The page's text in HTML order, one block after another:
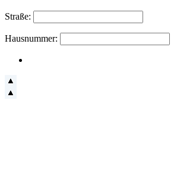
Straße:
Hausnummer: